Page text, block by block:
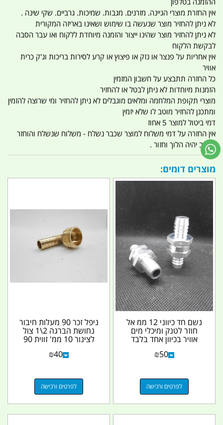
אין החזרת מוצרי הגיינה. מזרנים. מגבות. שמיכות. גרביים. שקי שינה .
לא ניתן להחזיר מוצר שנעשה בו שימוש ושאינו באריזה המקורית
לא ניתן להחזיר מוצר שהינו ייצור והזמנה מיוחדת ללקוח ואו עבר הסבה
לבקשת הלקוח
אין אחריות על פנצר או נזק או פיצוץ או קרע לסירות בריכות וג'ק כרית
אוויר
כל החזרה תתבצע על חשבון המזמין
הזמנות מיוחדות לא ניתן לבטל או להחזיר
מוצרי תקופת המלחמה ומלאים מוגבלים לא ניתן להחזיר ומי שרוצה להזמין
ומתכנן להחזיר מוטב לו שלא יזמין
דמי ביטול למוצר 5 אחוז
אין החזרה על דמי משלוח למוצר שכבר נשלח - משלוח שנשלח והוחזר
החיוב יהיה הלוך וחזור .
מוצרים דומים:
נשם חד כיווני 12 ממ אל
חוזר לטנק ומיכלי מים
אוויר בכיוון אחד בלבד
קמפינג לייף
₪50
לפרטים ורכישה
ניפל זכר 90 מעלות חיבור
נחושת הברגה 2\1 צול
לצינור 10 ממ' זווית 90
₪40
לפרטים ורכישה